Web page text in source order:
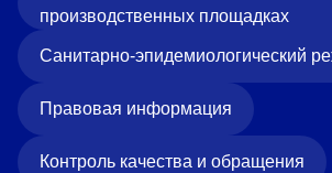
производственных площадках
Санитарно-эпидемиологический
Правовая информация
Контроль качества и обращения